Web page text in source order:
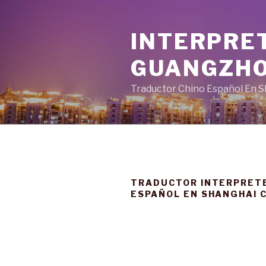
Traductor Chino Español En
TRADUCTOR
ESPAÑOL EN SHANGHAI